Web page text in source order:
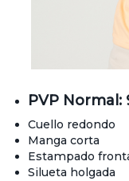
PVP Normal:
Cuello redondo
Manga corta
Estampado
Silueta holgada